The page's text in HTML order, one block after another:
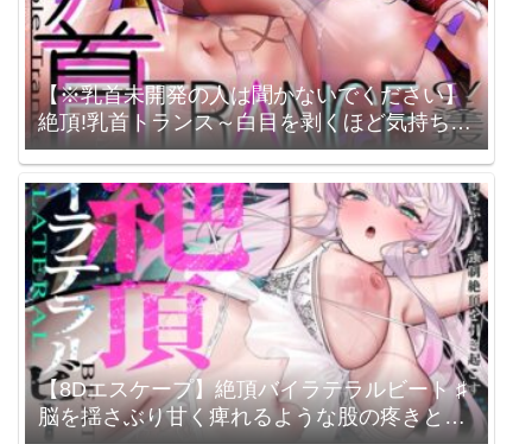
【※乳首未開発の人は聞かないでください】
絶頂!乳首トランス～白目を剥くほど気持ちイ
イ『乳首専用』音のドラッグ～ / シロイルカ /
逢坂成美
【8Dエスケープ】絶頂バイラテラルビート ♯
脳を揺さぶり甘く痺れるような股の疼きと強